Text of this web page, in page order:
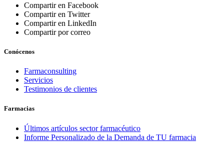
Compartir en Facebook
Compartir en Twitter
Compartir en LinkedIn
Compartir por correo
Conócenos
Farmaconsulting
Servicios
Testimonios de clientes
Farmacias
Últimos artículos sector farmacéutico
Informe Personalizado de la Demanda de TU farmacia